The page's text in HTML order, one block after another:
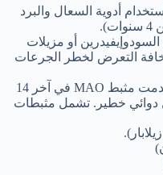
أدوية السعال والبرد
أو مزيلات
التعرض لخطر الجرعات
لا تستخدم سودوافدرين إذا استخدمت مثبط MAO في آخر 14
دوائي خطير. تشمل مثبطات